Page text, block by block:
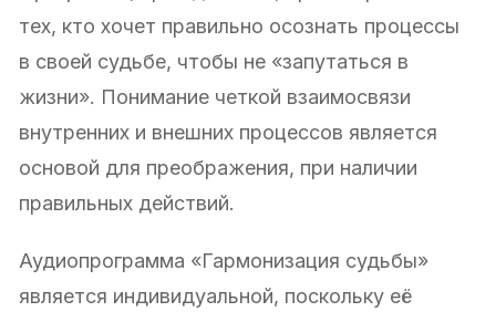
тех, кто хочет правильно осознать процессы
в своей судьбе, чтобы не «запутаться в
жизни». Понимание четкой взаимосвязи
внутренних и внешних процессов является
основой для преображения, при наличии
правильных действий.
Аудиопрограмма «Гармонизация судьбы»
является индивидуальной, поскольку её